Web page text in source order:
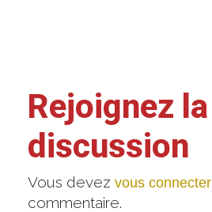
Rejoignez la
discussion
Vous devez vous connecter
commentaire.